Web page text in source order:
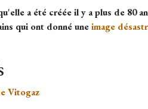
a été créée il y a plus de 80
qui ont donné uneimage
Vitogaz